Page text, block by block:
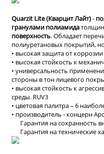
Quarzit Lite (Кварцит Лайт)-
гранулами полиамида
поверхность. Обладает
полиуретановых покрытий,
• высокая защита от коррозии
• высокая стойкость к
• универсальность
стороны в тон лицевого
• высокая стойкость к
среды. RUV3
• цветовая палитра – 6
• производитель - концерн
Гарантия на сохранность
Гарантия на технические